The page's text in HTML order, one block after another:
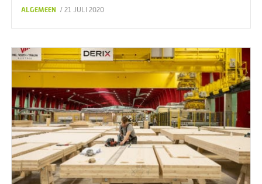
ALGEMEEN / 21 JULI 2020